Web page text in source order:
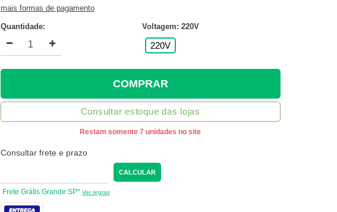
mais formas de pagamento
Quantidade: Voltagem: 220V
220V
COMPRAR
Consultar estoque das lojas
Restam somente 7 unidades no site
Consultar frete e prazo
CALCULAR
Frete Grátis Grande SP* Ver regras